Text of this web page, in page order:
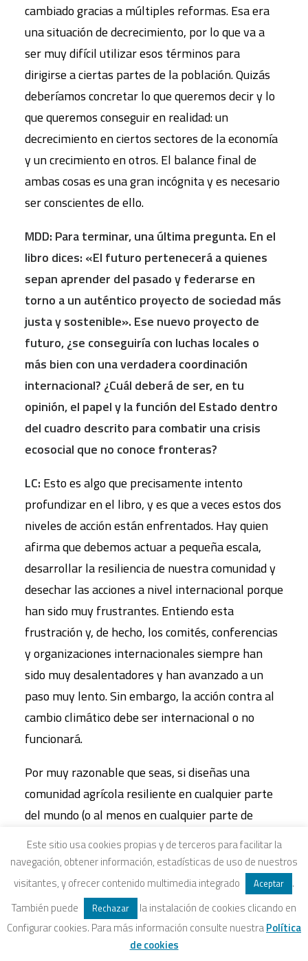
cambiado gracias a múltiples reformas. Esa era
una situación de decrecimiento, por lo que va a
ser muy difícil utilizar esos términos para
dirigirse a ciertas partes de la población. Quizás
deberíamos concretar lo que queremos decir y lo
que queremos conseguir en realidad: un
decrecimiento en ciertos sectores de la economía
y un crecimiento en otros. El balance final de
ambas cosas es una gran incógnita y es necesario
ser conscientes de ello.
MDD: Para terminar, una última pregunta. En el
libro dices: «El futuro pertenecerá a quienes
sepan aprender del pasado y federarse en
torno a un auténtico proyecto de sociedad más
justa y sostenible». Ese nuevo proyecto de
futuro, ¿se conseguiría con luchas locales o
más bien con una verdadera coordinación
internacional? ¿Cuál deberá de ser, en tu
opinión, el papel y la función del Estado dentro
del cuadro descrito para combatir una crisis
ecosocial que no conoce fronteras?
LC: Esto es algo que precisamente intento
profundizar en el libro, y es que a veces estos dos
niveles de acción están enfrentados. Hay quien
afirma que debemos actuar a pequeña escala,
desarrollar la resiliencia de nuestra comunidad y
desechar las acciones a nivel internacional porque
han sido muy frustrantes. Entiendo esta
frustración y, de hecho, los comités, conferencias
y organizaciones internacionales siempre han
sido muy desalentadores y han avanzado a un
paso muy lento. Sin embargo, la acción contra al
cambio climático debe ser internacional o no
funcionará.
Por muy razonable que seas, si diseñas una
comunidad agrícola resiliente en cualquier parte
del mundo (o al menos en cualquier parte de
Europa), esta acabará viéndose afectada por las
acciones de sus vecinos debido a la naturaleza
global de la contaminación. Precisamente por eso
debemos contar con una visión sistémica
internacional del cambio. Esto no significa que el
desarrollo de una resiliencia a nivel local no sea
Este sitio usa cookies propias y de terceros para facilitar la
navegación, obtener información, estadísticas de uso de nuestros
visitantes, y ofrecer contenido multimedia integrado
Aceptar
.
También puede
Rechazar
la instalación de cookies clicando en
Configurar cookies. Para más información consulte nuestraPolítica
de cookies